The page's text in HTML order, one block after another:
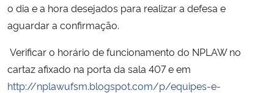
o dia e a hora desejados para realizar a defesa e
aguardar a confirmação.
Verificar o horário de funcionamento do NPLAW no
cartaz afixado na porta da sala 407 e em
http://nplawufsm.blogspot.com/p/equipes-e-